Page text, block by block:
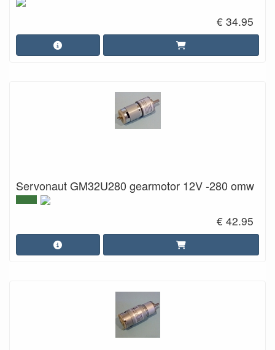
€ 34.95
Servonaut GM32U280 gearmotor 12V -280 omw
€ 42.95